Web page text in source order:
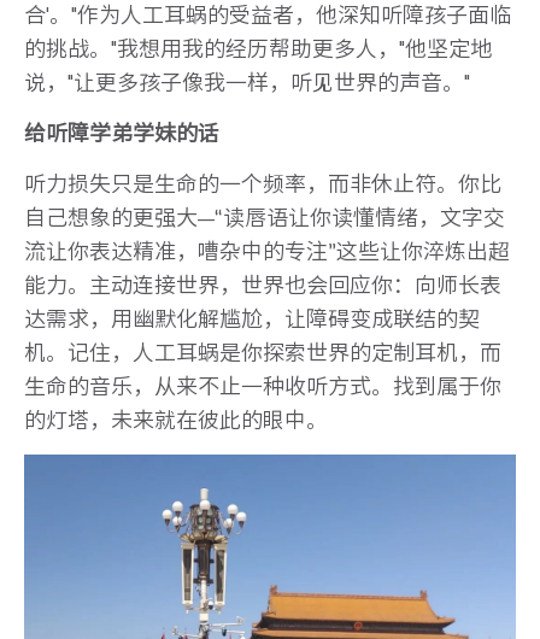
合'。"作为人工耳蜗的受益者，他深知听障孩子面临
的挑战。"我想用我的经历帮助更多人，"他坚定地
说，"让更多孩子像我一样，听见世界的声音。"
给听障学弟学妹的话
听力损失只是生命的一个频率，而非休止符。你比
自己想象的更强大—“读唇语让你读懂情绪，文字交
流让你表达精准，嘈杂中的专注”这些让你淬炼出超
能力。主动连接世界，世界也会回应你：向师长表
达需求，用幽默化解尴尬，让障碍变成联结的契
机。记住，人工耳蜗是你探索世界的定制耳机，而
生命的音乐，从来不止一种收听方式。找到属于你
的灯塔，未来就在彼此的眼中。